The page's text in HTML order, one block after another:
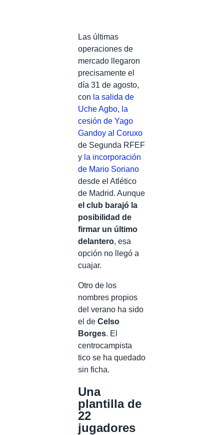
Las últimas
operaciones de
mercado llegaron
precisamente el
día 31 de agosto,
con la salida de
Uche Agbo, la
cesión de Yago
Gandoy al Coruxo
de Segunda RFEF
y la incorporación
de Mario Soriano
desde el Atlético
de Madrid. Aunque
el club barajó la
posibilidad de
firmar un último
delantero, esa
opción no llegó a
cuajar.
Otro de los
nombres propios
del verano ha sido
el de Celso
Borges. El
centrocampista
tico se ha quedado
sin ficha.
Una
plantilla de
22
jugadores